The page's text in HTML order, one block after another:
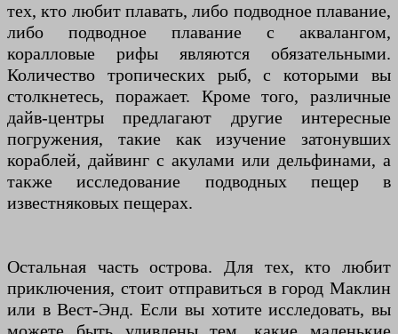
тех, кто любит плавать, либо подводное плавание,
либо подводное плавание с аквалангом,
коралловые рифы являются обязательными.
Количество тропических рыб, с которыми вы
столкнетесь, поражает. Кроме того, различные
дайв-центры предлагают другие интересные
погружения, такие как изучение затонувших
кораблей, дайвинг с акулами или дельфинами, а
также исследование подводных пещер в
известняковых пещерах.
Остальная часть острова. Для тех, кто любит
приключения, стоит отправиться в город Маклин
или в Вест-Энд. Если вы хотите исследовать, вы